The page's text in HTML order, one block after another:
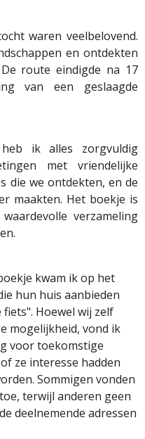
waren veelbelovend.
en ontdekten
route eindigde na 17
van een geslaagde
ik alles zorgvuldig
met vriendelijke
die we ontdekten, en de
maakten. Het boekje is
verzameling
kwam ik op het
hun huis aanbieden
Hoewel wij zelf
mogelijkheid, vond ik
voor toekomstige
ze interesse hadden
Sommigen vonden
terwijl anderen geen
deelnemende adressen